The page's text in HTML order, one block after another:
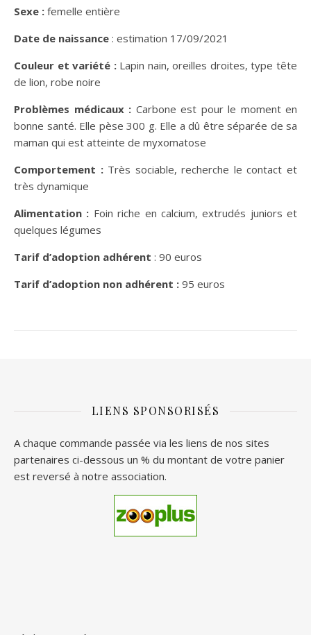
Sexe : femelle entière
Date de naissance : estimation 17/09/2021
Couleur et variété :Lapin nain, oreilles droites, type tête
de lion, robe noire
Problèmes médicaux : Carbone est pour le moment en
bonne santé. Elle pèse 300 g. Elle a dû être séparée de sa
maman qui est atteinte de myxomatose
Comportement :Très sociable, recherche le contact et
très dynamique
Alimentation : Foin riche en calcium, extrudés juniors et
quelques légumes
Tarif d’adoption adhérent : 90 euros
Tarif d’adoption non adhérent : 95 euros
LIENS SPONSORISÉS
A chaque commande passée via les liens de nos sites
partenaires ci-dessous un % du montant de votre panier
est reversé à notre association.